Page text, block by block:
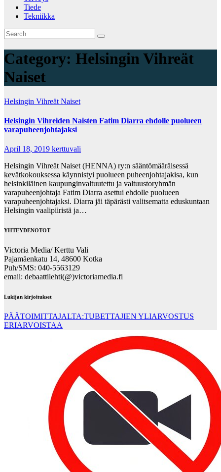
Tiede
Tekniikka
Category: Helsingin Vihreät
Naiset
Helsingin Vihreät Naiset
Helsingin Vihreiden Naisten Fatim Diarra ehdolle puolueen
varapuheenjohtajaksi
April 18, 2019 kerttuvali
Helsingin Vihreät Naiset (HENNA) ry:n sääntömääräisessä
kevätkokouksessa käynnistyi puolueen puheenjohtajakisa, kun
helsinkiläinen kaupunginvaltuutettu ja valtuustoryhmän
varapuheenjohtaja Fatim Diarra asettui ehdolle puolueen
varapuheenjohtajaksi. Diarra jäi täpärästi valitsematta eduskuntaan
Helsingin vaalipiiristä ja…
YHTEYDENOTOT
Victoria Media/ Kerttu Vali
Pajamäenkatu 14, 48600 Kotka
Puh/SMS: 040-5563129
email: debaattilehti(@)victoriamedia.fi
Lukijan kirjoitukset
PÄÄTOIMITTAJALTA:TUBETTAJIEN YLIARVOSTUS
ERIARVOISTAA